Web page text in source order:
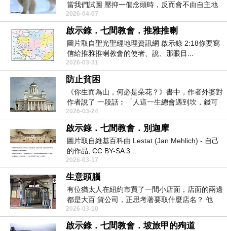
當我們試圖 壓抑一個念頭時，反而會不由自主地
反覆想起它...
2026-04-07
啟示錄．七間教會．推雅推喇
圖片取自聖光聖經地理資訊網 啟示錄 2:18你要寫
信給推雅推喇教會的使者、說、那眼目...
2026-03-31
防止貧困
《你生而為山，何必是朵花？》書中，作者外婆對
作者說了 一段話︰「人這一生總會遇到坎，錢可
以幫你過濾...
2026-03-24
啟示錄．七間教會．別迦摩
圖片取自維基百科由 Lestat (Jan Mehlich) - 自己
的作品, CC BY-SA 3...
2026-03-17
生意頭腦
有位猶太人在紐約市買了一間小店面，店面的兩邊
都是大百 貨公司，正思考著要取什麼店名？ 他
後...
2026-03-10
啟示錄．七間教會．坡旅甲的殉道